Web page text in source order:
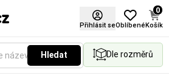
Přihlásit seOblíbené
0
Košík
Hledat Dle rozměrů
provedení obalů a balicích
podle požadované pevnosti,
materiálu namotaného na
role v milimetrech. Vyberte si